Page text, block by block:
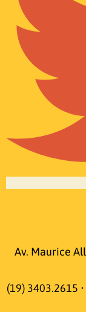
Av. Maurice
(19) 3403.2615